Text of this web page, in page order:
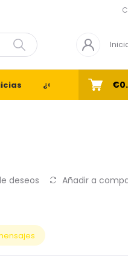
¿Quiénes Somos?
deseos Añadir a